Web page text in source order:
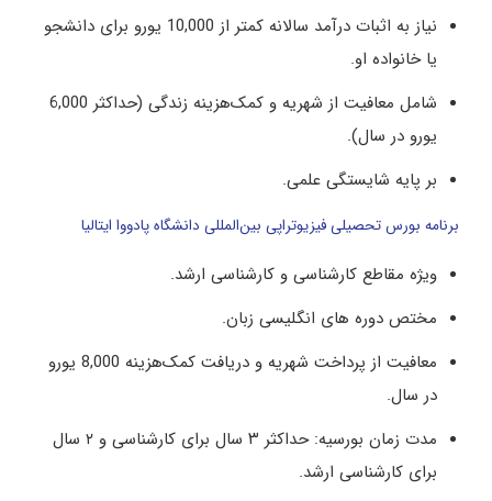
نیاز به اثبات درآمد سالانه کمتر از 10,000 یورو برای دانشجو
یا خانواده او.
شامل معافیت از شهریه و کمک‌هزینه زندگی (حداکثر 6,000
یورو در سال).
بر پایه شایستگی علمی.
برنامه بورس تحصیلی فیزیوتراپی بین‌المللی دانشگاه پادووا ایتالیا
ویژه مقاطع کارشناسی و کارشناسی ارشد.
مختص دوره‌ های انگلیسی ‌زبان.
معافیت از پرداخت شهریه و دریافت کمک‌هزینه 8,000 یورو
در سال.
مدت زمان بورسیه: حداکثر ۳ سال برای کارشناسی و ۲ سال
برای کارشناسی ارشد.